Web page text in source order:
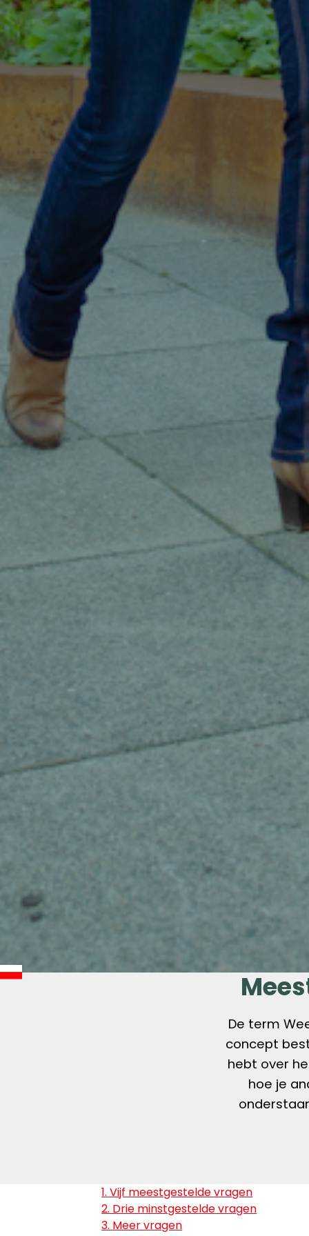
De term
concept
hebt over
hoe je
1. Vijf meestgestelde vragen
2. Drie minstgestelde vragen
3. Meer vragen